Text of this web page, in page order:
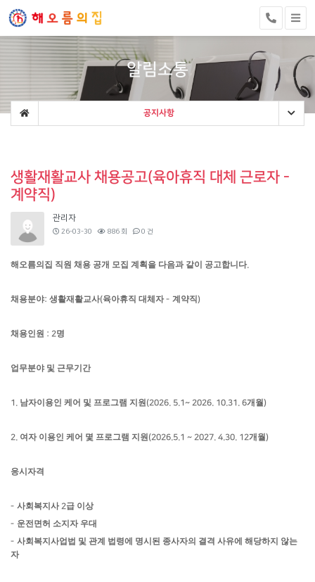
알림소통
공지사항
생활재활교사 채용공고(육아휴직 대체 근로자 -
계약직)
관리자
26-03-30 886 회 0 건
해오름의집 직원 채용 공개 모집 계획을 다음과 같이 공고합니다.
채용분야:생활재활교사(육아휴직 대체자-계약직)
채용인원 : 2명
업무분야 및 근무기간
1. 남자이용인 케어 및 프로그램 지원(2026. 5.1~ 2026. 10.31. 6개월)
2. 여자 이용인 케어 몇 프로그램 지원(2026.5.1 ~ 2027. 4.30. 12개월)
응시자격
-사회복지사2급 이상
- 운전면허 소지자 우대
-사회복지사업법 및 관계 법령에 명시된 종사자의 결격 사유에 해당하지 않는
자